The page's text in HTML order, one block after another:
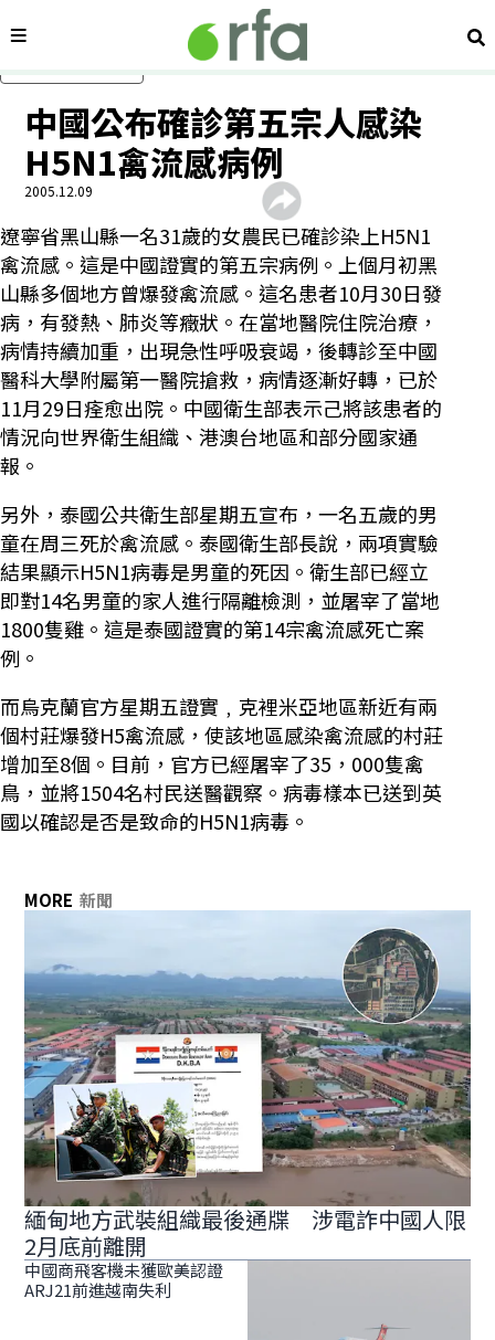
內容分類 搜
中國公布確診第五宗人感染
H5N1禽流感病例
2005.12.09
遼寧省黑山縣一名31歲的女農民已確診染上H5N1
禽流感。這是中國證實的第五宗病例。上個月初黑
山縣多個地方曾爆發禽流感。這名患者10月30日發
病，有發熱、肺炎等癥狀。在當地醫院住院治療，
病情持續加重，出現急性呼吸衰竭，後轉診至中國
醫科大學附屬第一醫院搶救，病情逐漸好轉，已於
11月29日痊愈出院。中國衛生部表示己將該患者的
情況向世界衛生組織、港澳台地區和部分國家通
報。
另外，泰國公共衛生部星期五宣布，一名五歲的男
童在周三死於禽流感。泰國衛生部長說，兩項實驗
結果顯示H5N1病毒是男童的死因。衛生部已經立
即對14名男童的家人進行隔離檢測，並屠宰了當地
1800隻雞。這是泰國證實的第14宗禽流感死亡案
例。
而烏克蘭官方星期五證實﹐克裡米亞地區新近有兩
個村莊爆發H5禽流感，使該地區感染禽流感的村莊
增加至8個。目前，官方已經屠宰了35，000隻禽
鳥，並將1504名村民送醫觀察。病毒樣本已送到英
國以確認是否是致命的H5N1病毒。
MORE 新聞
緬甸地方武裝組織最後通牒 涉電詐中國人限
2月底前離開
中國商飛客機未獲歐美認證
ARJ21前進越南失利